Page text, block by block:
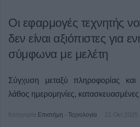
Οι εφαρμογές τεχνητής
δεν είναι αξιόπιστες για
σύμφωνα με μελέτη
Σύγχυση μεταξύ πληροφορίας και
λάθος ημερομηνίες, κατασκευασμένες
Κατηγορία Επιστήμη - Τεχνολογία 22 Οκτ 2025